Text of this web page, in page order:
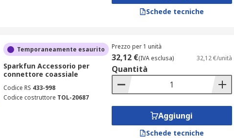
Schede tecniche
Temporaneamente esaurito
Sparkfun Accessorio per
connettore coassiale
Codice RS 433-998
Codice costruttore TOL-20687
Prezzo per 1 unità
32,12 €(IVA esclusa) 32,12 €/unità
Quantità
Aggiungi
Schede tecniche